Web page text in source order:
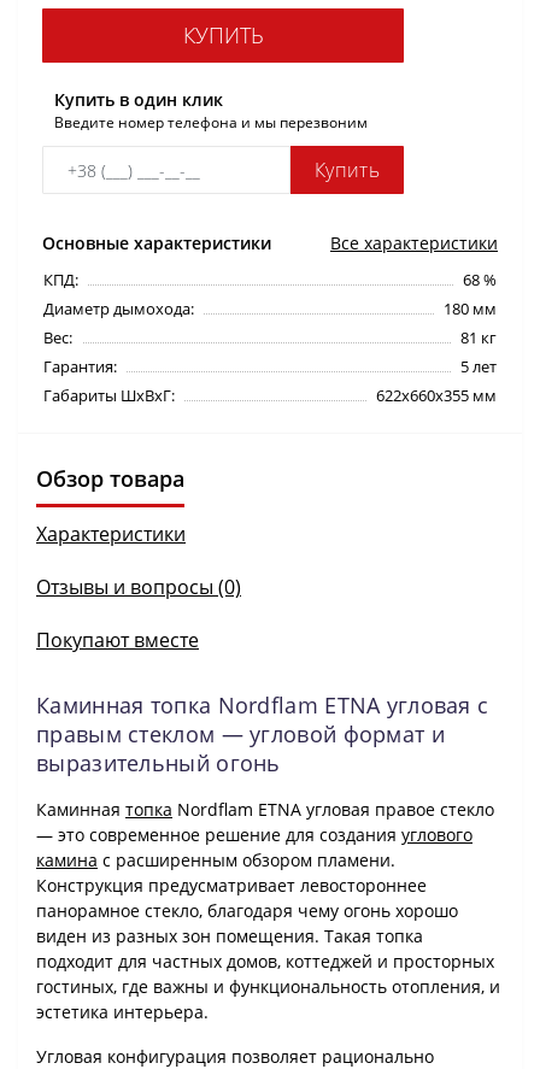
Основные характеристики Все характеристики
КПД:
68 %
Диаметр дымохода:
180 мм
Вес:
81 кг
Гарантия:
5 лет
Габариты ШхВхГ:
622х660х355 мм
КУПИТЬ
Купить в один клик
Введите номер телефона и мы перезвоним
Купить
Обзор товара
Характеристики
Отзывы и вопросы (0)
Покупают вместе
Каминная топка Nordflam ETNA угловая с
правым стеклом — угловой формат и
выразительный огонь
Каминная топка Nordflam ETNA угловая правое стекло
— это современное решение для создания углового
камина с расширенным обзором пламени.
Конструкция предусматривает левостороннее
панорамное стекло, благодаря чему огонь хорошо
виден из разных зон помещения. Такая топка
подходит для частных домов, коттеджей и просторных
гостиных, где важны и функциональность отопления, и
эстетика интерьера.
Угловая конфигурация позволяет рационально